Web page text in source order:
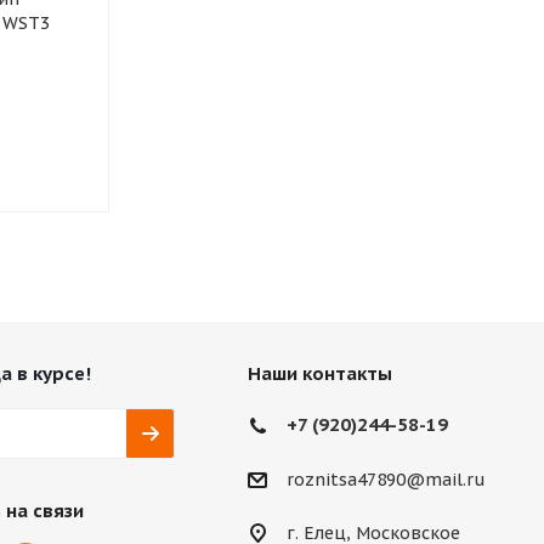
в курсе!
связи
Наши контакты
+7 (920)244-58-19
roznitsa47890@mail.ru
г. Елец, Московское